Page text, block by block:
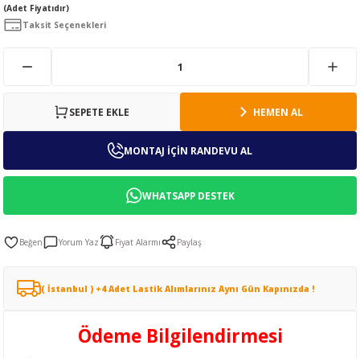
(Adet Fiyatıdır)
Taksit Seçenekleri
SEPETE EKLE HEMEN AL
MONTAJ İÇİN RANDEVU AL
WHATSAPP DESTEK
Yorum Yaz Fiyat Alarmı Paylaş
( İstanbul ) +4 Adet Lastik Alımlarınız Aynı Gün Kapınızda !
Ödeme Bilgilendirmesi